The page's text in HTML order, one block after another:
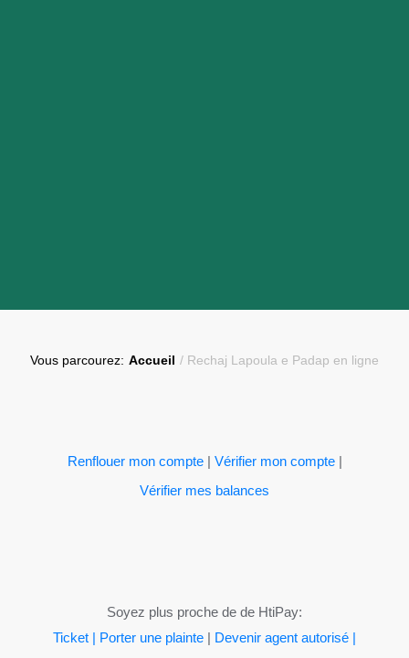
Vous parcourez: Accueil / Rechaj Lapoula e Padap en ligne
Renflouer mon compte| Vérifier mon compte|
Vérifier mes balances
Soyez plus proche de de HtiPay:
Ticket | Porter une plainte | Devenir agent autorisé |